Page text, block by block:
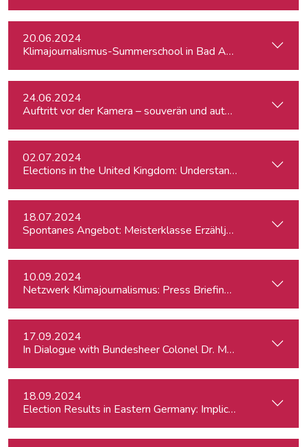
20.06.2024
Klimajournalismus-Summerschool in Bad Aussee
24.06.2024
Auftritt vor der Kamera – souverän und authentisch
02.07.2024
Elections in the United Kingdom: Understanding Voters’
18.07.2024
Spontanes Angebot: Meisterklasse Erzähljournalismus –
10.09.2024
Netzwerk Klimajournalismus: Press Briefing zur
17.09.2024
In Dialogue with Bundesheer Colonel Dr. Markus Reisner -
18.09.2024
Election Results in Eastern Germany: